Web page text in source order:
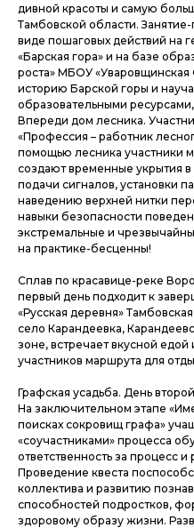
дивной красоты и самую
Тамбовской области.
виде пошаговых действий на
«Барская гора» и на базе
роста» МБОУ
историю Барской горы и
образовательными
Впереди дом лесника.
«Профессия – работник
помощью лесника участники
создают временные укрытия
подачи сигналов, установки
наведению верхней нитки
навыки безопасности
экстремальные и
на практике-бесценны!
Сплав по красавице-реке
первый день подходит к
«Русская деревня»
село Карандеевка,
зоне, встречает вкусной
участников маршрута для
Графская усадьба. День
На заключительном этапе
поисках сокровищ графа»
«соучастниками» процесса
ответственность за процесс и
Проведение квеста
коллектива и развитию
способностей подростков,
здоровому образу жизни.